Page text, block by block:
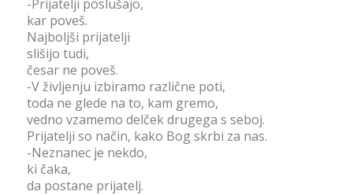
-Prijatelji poslušajo,
kar poveš.
Najboljši prijatelji
slišijo tudi,
česar ne poveš.
-V življenju izbiramo različne poti,
toda ne glede na to, kam gremo,
vedno vzamemo delček drugega s seboj.
Prijatelji so način, kako Bog skrbi za nas.
-Neznanec je nekdo,
ki čaka,
da postane prijatelj.